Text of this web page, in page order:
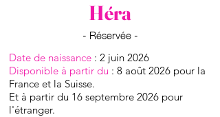
Héra
- Réservée -
Date de naissance : 2 juin 2026
Disponible à partir du : 8 août 2026 pour la
France et la Suisse.
Et à partir du 16 septembre 2026 pour
l'étranger.